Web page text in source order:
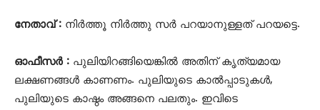
നേതാവ് : നിർത്തൂ നിർത്തു സർ പറയാനുള്ളത് പറയട്ടെ.
ഓഫീസർ : പുലിയിറങ്ങിയെങ്കിൽ അതിന് കൃത്യമായ
ലക്ഷണങ്ങൾ കാണണം. പുലിയുടെ കാൽപ്പാടുകൾ,
പുലിയുടെ കാഷ്ഠം അങ്ങനെ പലതും. ഇവിടെ